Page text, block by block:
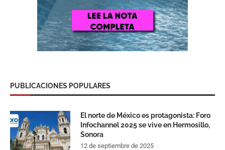
PUBLICACIONES POPULARES
El norte de México es protagonista: Foro
Infochannel 2025 se vive en Hermosillo,
Sonora
12 de septiembre de 2025